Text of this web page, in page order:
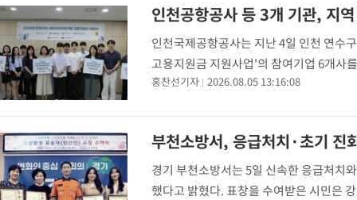
인천공항공사 등 3개 기관, 지
인천국제공항공사는 지난 4일 인천 연수
고용지원금 지원사업'의 참여기업 6개사
월 인천항만공사·한국환경공단·인천대
홍찬선기자 2026.08.05 13:16:08
부천소방서, 응급처치·초기 진
경기 부천소방서는 5일 신속한 응급처치
했다고 밝혔다. 표창을 수여받은 시민은